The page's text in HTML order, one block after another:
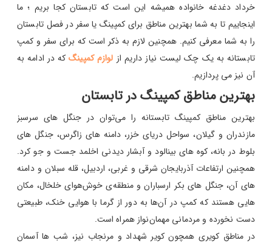
خرداد دغدغه خانواده همیشه این است که تابستان کجا بریم ؛ ما
اینجاییم تا به شما بهترین مناطق برای کمپینگ یا سفر در فصل تابستان
را به شما معرفی کنیم. همچنین لازم به ذکر است که برای سفر و کمپ
تابستانه به یک چک لیست نیاز داریم از لوازم کمپینگکه در ادامه به
آن نیز می پردازیم.
بهترین مناطق کمپینگ در تابستان
بهترین مناطق کمپینگ تابستانه را می‌توان در جنگل های سرسبز
مازندران و گیلان، سواحل دریای خزر، دامنه های زاگرس، جنگل های
بلوط در بانه، کوه های بینالود و آبشار دیدنی اخلمد جست و جو کرد.
همچنین ارتفاعات آذربایجان شرقی و غربی، اردبیل، قله سبلان و دامنه
های آن، جنگل های بکر ارسباران و منطقه‌ی خوش‌هوای خلخال، مکان
هایی هستند که کمپ در آن‌ها به دور از گرما با هوایی خنک، طبیعتی
دست نخورده و مردمانی مهمان‌نواز همراه است.
در مناطق کویری همچون کویر شهداد و مرنجاب نیز، شب ها آسمان